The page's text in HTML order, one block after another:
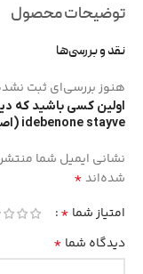
توضیحات محصول
نقد و بررسی‌ها
هنوز بررسی‌ای ثبت
اولین کسی باشید که
idebenone stayve (اصل)”
نشانی ایمیل شما
شده‌اند*
امتیاز شما *
دیدگاه شما *